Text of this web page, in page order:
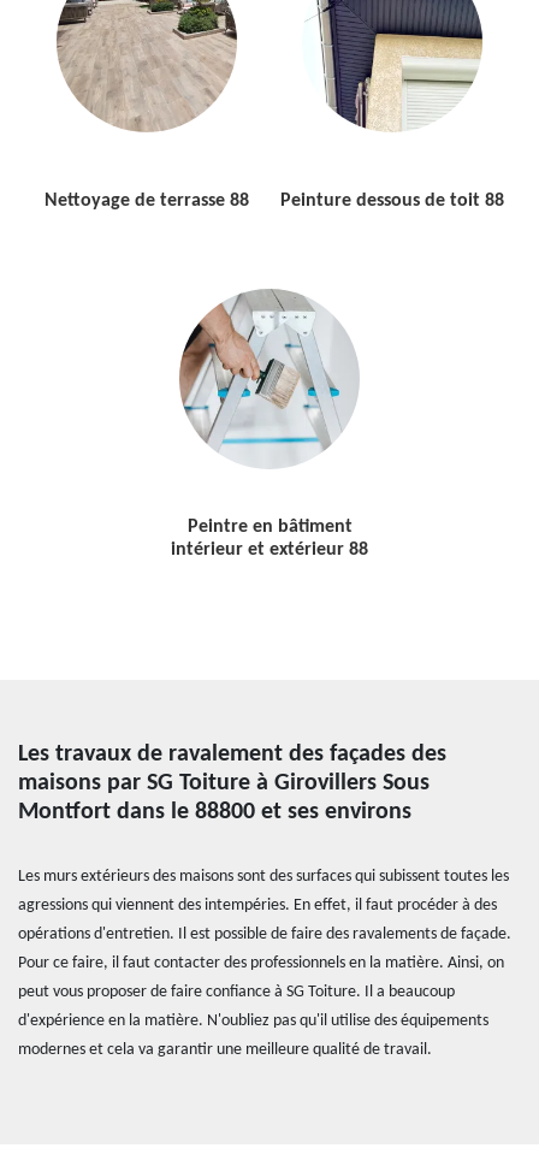
Nettoyage de terrasse 88 Peinture dessous de toit 88
Peintre en bâtiment
intérieur et extérieur 88
Les travaux de ravalement des façades des
maisons par SG Toiture à Girovillers Sous
Montfort dans le 88800 et ses environs
Les murs extérieurs des maisons sont des surfaces qui subissent toutes les
agressions qui viennent des intempéries. En effet, il faut procéder à des
opérations d'entretien. Il est possible de faire des ravalements de façade.
Pour ce faire, il faut contacter des professionnels en la matière. Ainsi, on
peut vous proposer de faire confiance à SG Toiture. Il a beaucoup
d'expérience en la matière. N'oubliez pas qu'il utilise des équipements
modernes et cela va garantir une meilleure qualité de travail.